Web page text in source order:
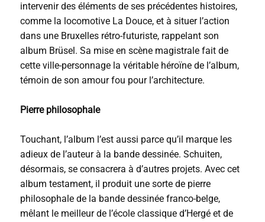
intervenir des éléments de ses précédentes histoires,
comme la locomotive La Douce, et à situer l’action
dans une Bruxelles rétro-futuriste, rappelant son
album Brüsel. Sa mise en scène magistrale fait de
cette ville-personnage la véritable héroïne de l’album,
témoin de son amour fou pour l’architecture.
Pierre philosophale
Touchant, l’album l’est aussi parce qu’il marque les
adieux de l’auteur à la bande dessinée. Schuiten,
désormais, se consacrera à d’autres projets. Avec cet
album testament, il produit une sorte de pierre
philosophale de la bande dessinée franco-belge,
mêlant le meilleur de l’école classique d’Hergé et de